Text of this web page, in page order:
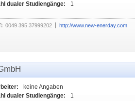
dualer Studiengänge:
1
0049 395 37999202 http://www.new-enerday.com
keine Angaben
dualer Studiengänge:
1